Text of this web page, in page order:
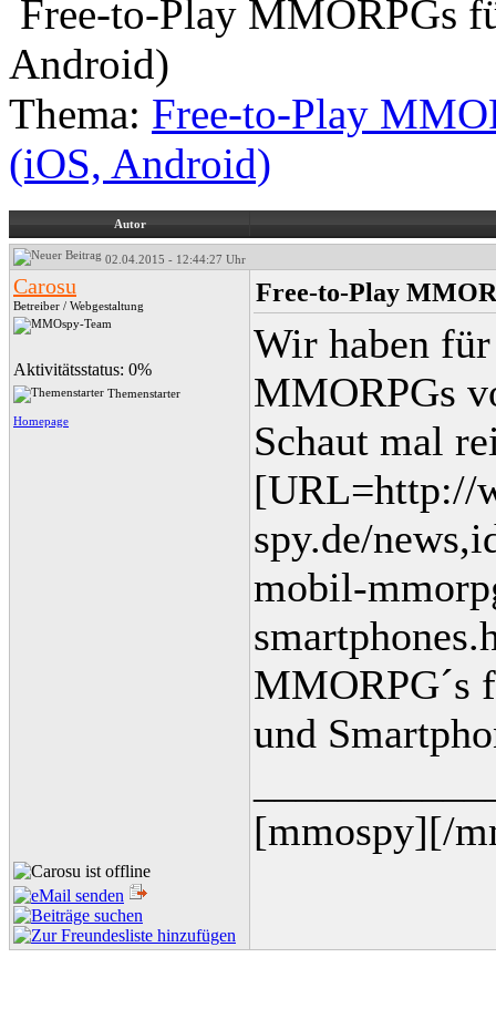
Free-to-Play MMORPGs
Android)
Thema: Free-to-Play
(iOS, Android)
Autor
02.04.2015 - 12:44:27 Uhr
Carosu
Betreiber / Webgestaltung
Aktivitätsstatus: 0%
Themenstarter
Homepage
Free-to-Play
Wir haben
MMORPGs
Schaut mal
[URL=http://
spy.de/
mobil-
MMORPG´s
und
[mmospy][/